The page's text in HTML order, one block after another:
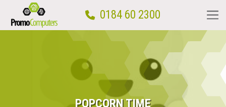
0184 60 2300
POPCORN TIME